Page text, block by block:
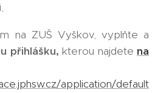
na ZUŠ Vyškov, vyplňte a
přihlášku, kterou najdete na
application/default